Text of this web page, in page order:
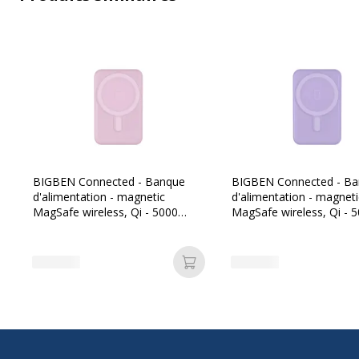
Informations sur les services
Informations sur les services
Normes de recharge sans fil
BIGBEN Connected - Banque
d'alimentation - magnetic
MagSafe wireless, Qi - 5000
de sortie (USB, 24 pin USB-C) -
Ajouter au panier
BIGBEN Connected -
d'alimentation -
MagSafe wireless, Qi -
de sortie (USB, 24 pin